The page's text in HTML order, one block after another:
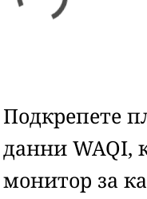
Подкрепете
данни WAQI,
монитор за